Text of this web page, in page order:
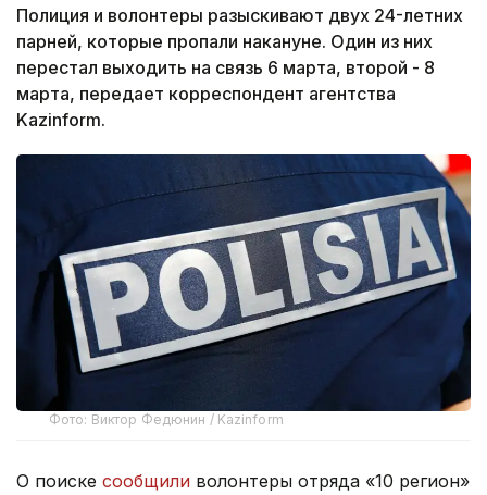
Полиция и волонтеры разыскивают двух 24-летних
парней, которые пропали накануне. Один из них
перестал выходить на связь 6 марта, второй - 8
марта, передает корреспондент агентства
Kazinform.
Фото: Виктор Федюнин / Kazinform
О поиске сообщили волонтеры отряда «10 регион»